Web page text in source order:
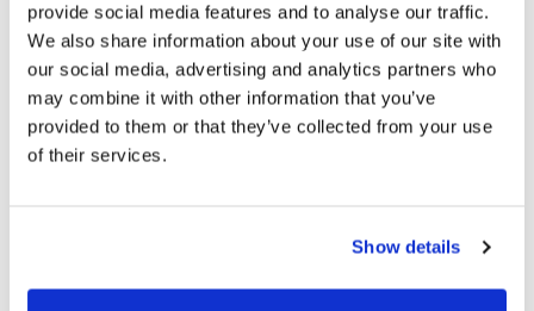
provide social media features and to analyse our traffic.
We also share information about your use of our site with
our social media, advertising and analytics partners who
may combine it with other information that you’ve
provided to them or that they’ve collected from your use
of their services.
Show details